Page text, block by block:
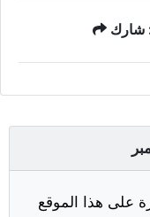
:
على هذا الموقع